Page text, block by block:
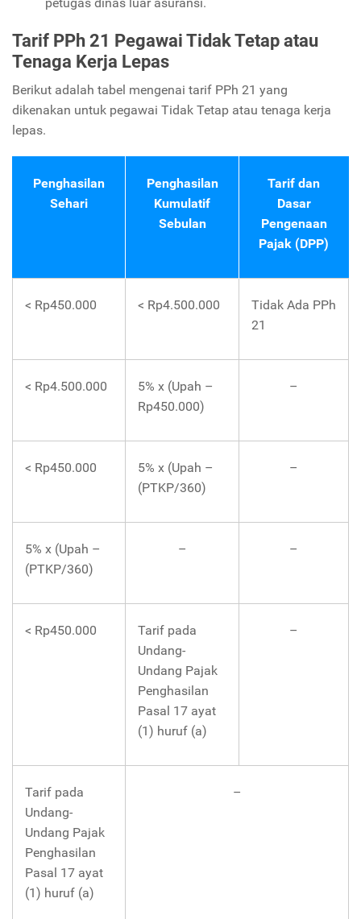
Tarif PPh 21 Pegawai Tidak Tetap atau
Tenaga Kerja Lepas
Berikut adalah tabel mengenai tarif PPh 21 yang
dikenakan untuk pegawai Tidak Tetap atau tenaga kerja
lepas.
Penghasilan
Sehari
Penghasilan
Kumulatif
Sebulan
Tarif dan
Dasar
Pengenaan
Pajak (DPP)
< Rp450.000 < Rp4.500.000
Tidak Ada PPh
21
< Rp4.500.000
5% x (Upah –
Rp450.000)
–
< Rp450.000
5% x (Upah –
(PTKP/360)
–
5% x (Upah –
(PTKP/360)
– –
< Rp450.000
Tarif pada
Undang-
Undang Pajak
Penghasilan
Pasal 17 ayat
(1) huruf (a)
–
Tarif pada
Undang-
Undang Pajak
Penghasilan
Pasal 17 ayat
(1) huruf (a)
–